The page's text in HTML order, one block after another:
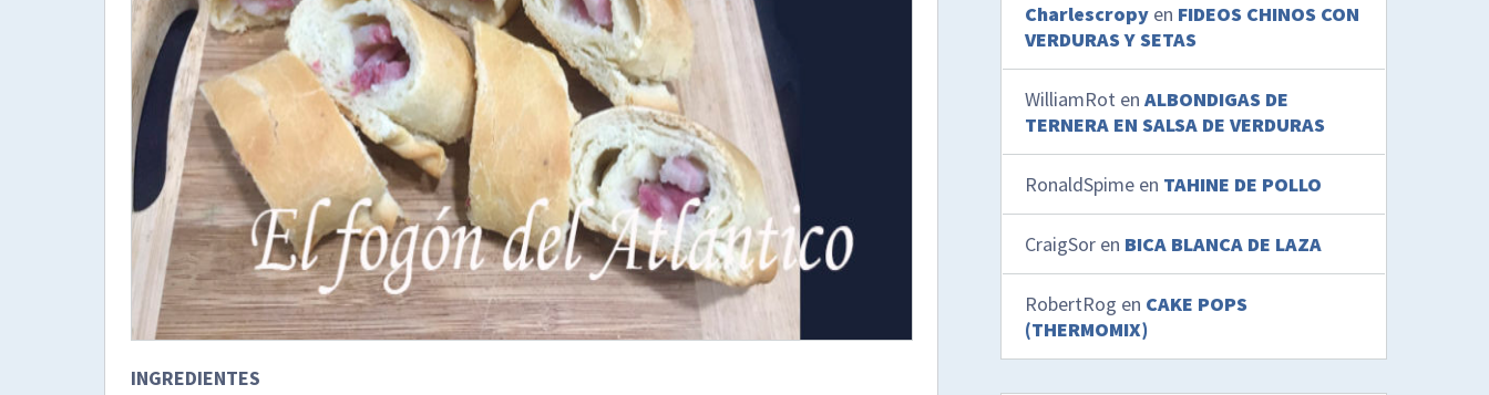
INGREDIENTES
Charlescropy en FIDEOS CHINOS CON
VERDURAS Y SETAS
WilliamRot enALBONDIGAS DE
TERNERA EN SALSA DE VERDURAS
RonaldSpime en TAHINE DE POLLO
CraigSor en BICA BLANCA DE LAZA
RobertRog en CAKE POPS
(THERMOMIX)